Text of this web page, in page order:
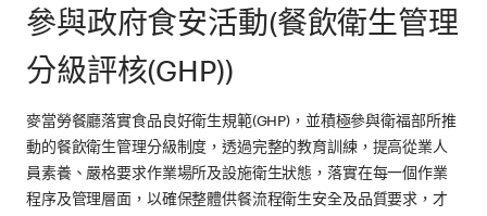
參與政府食安活動(餐飲衛生管理
分級評核(GHP))
麥當勞餐廳落實食品良好衛生規範(GHP)，並積極參與衛福部所推
動的餐飲衛生管理分級制度，透過完整的教育訓練，提高從業人
員素養、嚴格要求作業場所及設施衛生狀態，落實在每一個作業
程序及管理層面，以確保整體供餐流程衛生安全及品質要求，才